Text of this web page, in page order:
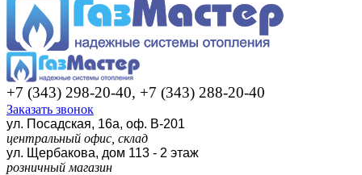
+7 (343) 298-20-40, +7 (343) 288-20-40
Заказать звонок
ул. Посадская, 16а, оф. В-201
центральный офис, склад
ул. Щербакова, дом 113 - 2 этаж
розничный магазин